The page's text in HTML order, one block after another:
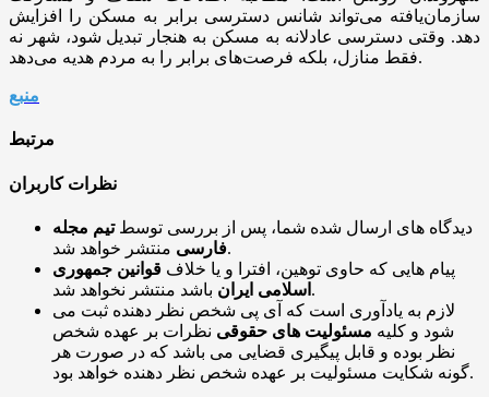
سازمان‌یافته می‌تواند شانس دسترسی برابر به مسکن را افزایش
دهد. وقتی دسترسی عادلانه به مسکن به هنجار تبدیل شود، شهر نه
فقط منازل، بلکه فرصت‌های برابر را به مردم هدیه می‌دهد.
منبع
مرتبط
نظرات کاربران
دیدگاه های ارسال شده شما، پس از بررسی توسطتیم مجله
فارسیمنتشر خواهد شد.
پیام هایی که حاوی توهین، افترا و یا خلاف قوانین جمهوری
اسلامی ایران باشد منتشر نخواهد شد.
لازم به یادآوری است که آی پی شخص نظر دهنده ثبت می
شود و کلیه مسئولیت های حقوقی نظرات بر عهده شخص
نظر بوده و قابل پیگیری قضایی می باشد که در صورت هر
گونه شکایت مسئولیت بر عهده شخص نظر دهنده خواهد بود.